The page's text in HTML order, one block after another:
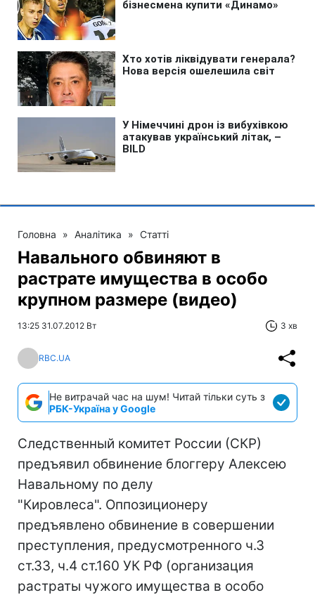
Головна » Аналітика » Статті
Навального обвиняют в
растрате имущества в особо
крупном размере (видео)
13:25 31.07.2012 Вт 3 хв
RBC.UA
Не витрачай час на шум! Читай тільки суть з
РБК-Україна у Google
Следственный комитет России (СКР)
предъявил обвинение блоггеру Алексею
Навальному по делу
"Кировлеса". Оппозиционеру
предъявлено обвинение в совершении
преступления, предусмотренного ч.3
ст.33, ч.4 ст.160 УК РФ (организация
растраты чужого имущества в особо